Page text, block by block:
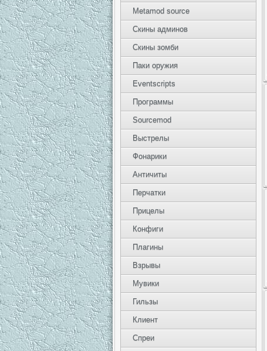
Metamod source
Скины админов
Скины зомби
Паки оружия
Eventscripts
Программы
Sourcemod
Выстрелы
Фонарики
Античиты
Перчатки
Прицелы
Конфиги
Плагины
Взрывы
Мувики
Гильзы
Клиент
Спреи